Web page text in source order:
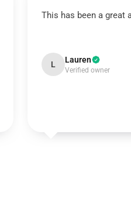
This has been a great
L Lauren
Verified owner